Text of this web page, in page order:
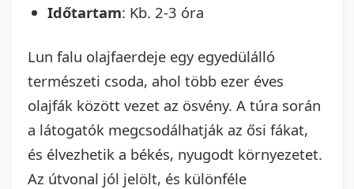
Időtartam: Kb. 2-3 óra
Lun falu olajfaerdeje egy egyedülálló
természeti csoda, ahol több ezer éves
olajfák között vezet az ösvény. A túra során
a látogatók megcsodálhatják az ősi fákat,
és élvezhetik a békés, nyugodt környezetet.
Az útvonal jól jelölt, és különféle